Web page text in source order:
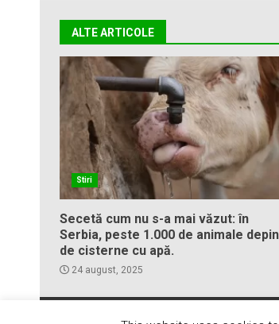
ALTE ARTICOLE
Stiri
Secetă cum nu s-a mai văzut: în
Serbia, peste 1.000 de animale
de cisterne cu apă.
24 august, 2025